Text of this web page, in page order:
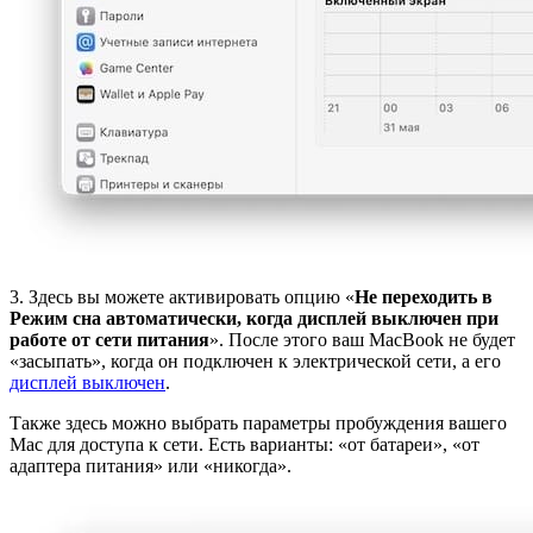
3. Здесь вы можете активировать опцию «Не переходить в
Режим сна автоматически, когда дисплей выключен при
работе от сети питания». После этого ваш MacBook не будет
«засыпать», когда он подключен к электрической сети, а его
дисплей выключен.
Также здесь можно выбрать параметры пробуждения вашего
Mac для доступа к сети. Есть варианты: «от батареи», «от
адаптера питания» или «никогда».